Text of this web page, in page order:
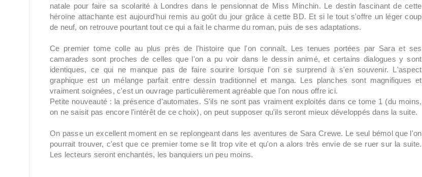
natale pour faire sa scolarité à Londres dans le pensionnat de Miss Minchin. Le destin fascinant de cette
héroïne attachante est aujourd'hui remis au goût du jour grâce à cette BD. Et si le tout s'offre un léger coup
de neuf, on retrouve pourtant tout ce qui a fait le charme du roman, puis de ses adaptations.
Ce premier tome colle au plus près de l'histoire que l'on connaît. Les tenues portées par Sara et ses
camarades sont proches de celles que l'on a pu voir dans le dessin animé, et certains dialogues y sont
identiques, ce qui ne manque pas de faire sourire lorsque l'on se surprend à s'en souvenir. L'aspect
graphique est un mélange parfait entre dessin traditionnel et manga. Les planches sont magnifiques et
vraiment soignées, c'est un ouvrage particulièrement agréable que l'on nous offre ici.
Petite nouveauté : la présence d'automates. S'ils ne sont pas vraiment exploités dans ce tome 1 (du moins,
on ne saisit pas encore l'intérêt de ce choix), on peut supposer qu'ils seront mieux développés dans la suite.
On passe un excellent moment en se replongeant dans les aventures de Sara Crewe. Le seul bémol que l'on
pourrait trouver, c'est que ce premier tome se lit trop vite et qu'on a alors très envie de se ruer sur la suite.
Les lecteurs seront enchantés, les banquiers un peu moins.